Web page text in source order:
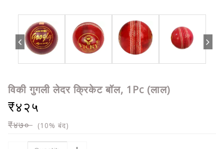
विकी गुगली लेदर क्रिकेट बॉल, 1Pc (लाल)
₹४२५
₹४७० (10% बंद)